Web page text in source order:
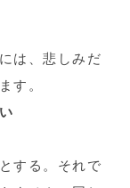
は、悲しみだ
す。
する。それで